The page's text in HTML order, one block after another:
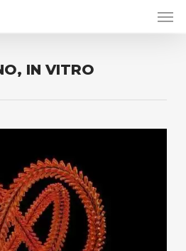
IN VITRO